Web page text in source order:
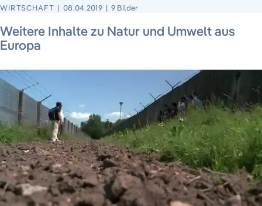
WIRTSCHAFT 08.04.2019 9 Bilder
Weitere Inhalte zu Natur und Umwelt aus
Europa
10. Juli 2026
30. Mai 2026
29. Mai 2026